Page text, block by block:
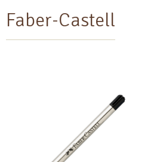
Faber-Castell